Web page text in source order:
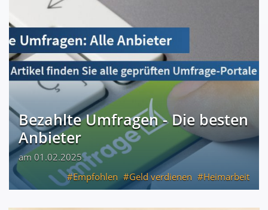
Bezahlte Umfragen - Die besten
Anbieter
am 01.02.2025
Empfohlen
Geld verdienen Heimarbeit